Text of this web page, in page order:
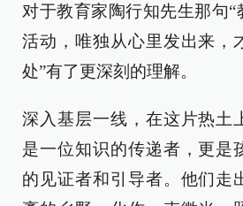
对于教育家陶行知先生那句“
活动，唯独从心里发出来，
处”有了更深刻的理解。
深入基层一线，在这片热土
是一位知识的传递者，更是
的见证者和引导者。他们走